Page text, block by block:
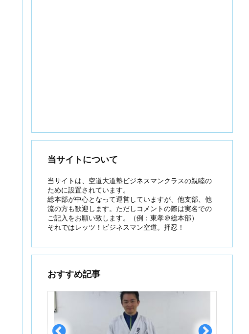
当サイトについて
当サイトは、空道大道塾ビジネスマンクラスの親睦の
ために設置されています。
総本部が中心となって運営していますが、他支部、他
流の方も歓迎します。ただしコメントの際は実名での
ご記入をお願い致します。（例：東孝＠総本部）
それではレッツ！ビジネスマン空道。押忍！
おすすめ記事